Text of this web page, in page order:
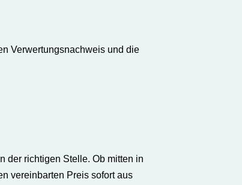
Verwertungsnachweis und die
der richtigen Stelle. Ob mitten in
vereinbarten Preis sofort aus